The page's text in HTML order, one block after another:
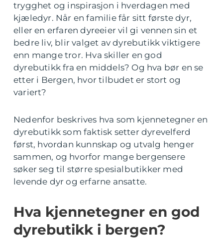
trygghet og inspirasjon i hverdagen med
kjæledyr. Når en familie får sitt første dyr,
eller en erfaren dyreeier vil gi vennen sin et
bedre liv, blir valget av dyrebutikk viktigere
enn mange tror. Hva skiller en god
dyrebutikk fra en middels? Og hva bør en se
etter i Bergen, hvor tilbudet er stort og
variert?
Nedenfor beskrives hva som kjennetegner en
dyrebutikk som faktisk setter dyrevelferd
først, hvordan kunnskap og utvalg henger
sammen, og hvorfor mange bergensere
søker seg til større spesialbutikker med
levende dyr og erfarne ansatte.
Hva kjennetegner en god
dyrebutikk i bergen?